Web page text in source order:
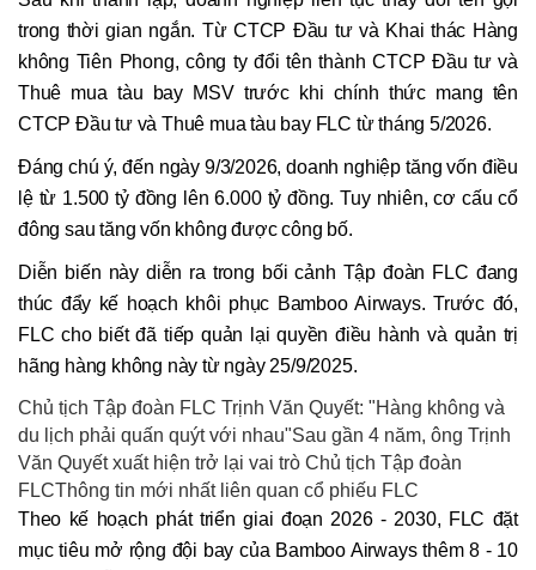
trong thời gian ngắn. Từ CTCP Đầu tư và Khai thác Hàng
không Tiên Phong, công ty đổi tên thành CTCP Đầu tư và
Thuê mua tàu bay MSV trước khi chính thức mang tên
CTCP Đầu tư và Thuê mua tàu bay FLC từ tháng 5/2026.
Đáng chú ý, đến ngày 9/3/2026, doanh nghiệp tăng vốn điều
lệ từ 1.500 tỷ đồng lên 6.000 tỷ đồng. Tuy nhiên, cơ cấu cổ
đông sau tăng vốn không được công bố.
Diễn biến này diễn ra trong bối cảnh Tập đoàn FLC đang
thúc đẩy kế hoạch khôi phục Bamboo Airways. Trước đó,
FLC cho biết đã tiếp quản lại quyền điều hành và quản trị
hãng hàng không này từ ngày 25/9/2025.
Chủ tịch Tập đoàn FLC Trịnh Văn Quyết: "Hàng không và
du lịch phải quấn quýt với nhau"Sau gần 4 năm, ông Trịnh
Văn Quyết xuất hiện trở lại vai trò Chủ tịch Tập đoàn
FLCThông tin mới nhất liên quan cổ phiếu FLC
Theo kế hoạch phát triển giai đoạn 2026 - 2030, FLC đặt
mục tiêu mở rộng đội bay của Bamboo Airways thêm 8 - 10